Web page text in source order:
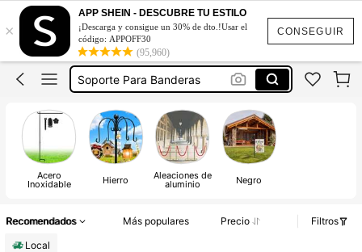
CONSEGUIR
×
APP SHEIN - DESCUBRE TU ESTILO
¡Descarga y consigue un 30% de dto.!Usar el
código: APPOFF30
(95,960)
Banderin De Jardin
Stand Para Banderas
Asta Para Bandera
Soporte Para Banderas
Banderin De Jardin
Stand Para Banderas
Acero
Inoxidable Hierro Aleaciones de
aluminio Negro
Recomendados Más populares Precio
Filtros
Local